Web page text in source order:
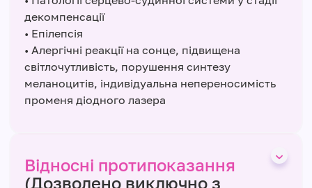
декомпенсації
• Епілепсія
• Алергічні реакції на сонце, підвищена
світлочутливість, порушення синтезу
меланоцитів, індивідуальна непереносимість
променя діодного лазера
Відносні протипоказання
(Дозволено виключно з